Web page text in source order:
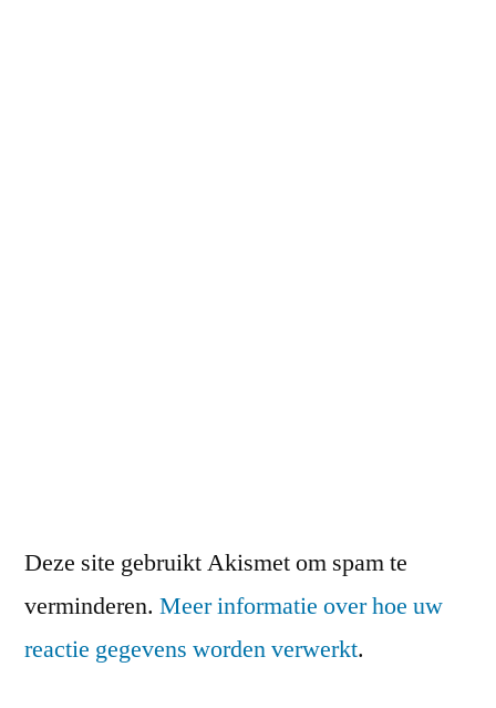
Deze site gebruikt Akismet om spam te
verminderen. Meer informatie over hoe uw
reactie gegevens worden verwerkt.